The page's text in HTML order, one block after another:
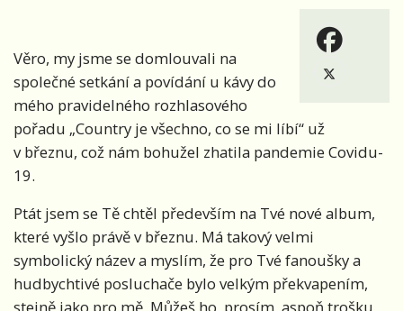
Věro, my jsme se domlouvali na
společné setkání a povídání u kávy do
mého pravidelného rozhlasového
pořadu „Country je všechno, co se mi líbí“ už
v březnu, což nám bohužel zhatila pandemie Covidu-
19.
Ptát jsem se Tě chtěl především na Tvé nové album,
které vyšlo právě v březnu. Má takový velmi
symbolický název a myslím, že pro Tvé fanoušky a
hudbychtivé posluchače bylo velkým překvapením,